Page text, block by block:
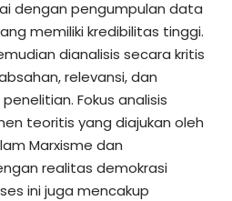
dengan pengumpulan data
memiliki kredibilitas tinggi.
dianalisis secara kritis
relevansi, dan
Fokus analisis
teoritis yang diajukan oleh
Marxisme dan
realitas demokrasi
ini juga mencakup